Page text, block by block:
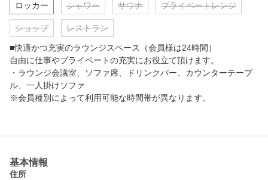
ロッカー シャワー サウナ プライベートレンジ
ショップ レストラン
■快適かつ充実のラウンジスペース（会員様は24時間）
自由に仕事やプライベートの充実にお役立て頂けます。
・ラウンジ会議室、ソファ席、ドリンクバー、カウンターテーブ
ル、一人掛けソファ
※会員種別によって利用可能な時間帯が異なります。
※会員種別によって利用可能な時間帯が異なります。
■ロッカー
基本情報
住所